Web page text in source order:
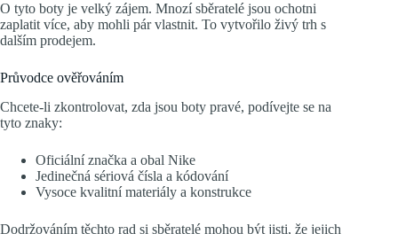
O tyto boty je velký zájem. Mnozí sběratelé jsou ochotni
zaplatit více, aby mohli pár vlastnit. To vytvořilo živý trh s
dalším prodejem.
Průvodce ověřováním
Chcete-li zkontrolovat, zda jsou boty pravé, podívejte se na
tyto znaky:
Oficiální značka a obal Nike
Jedinečná sériová čísla a kódování
Vysoce kvalitní materiály a konstrukce
Dodržováním těchto rad si sběratelé mohou být jisti, že jejich